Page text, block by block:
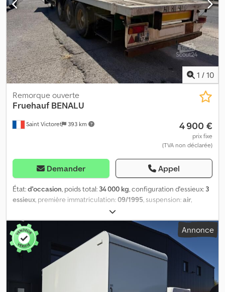
1 / 10
Saint Victoret 393 km
Remorque ouverte
Fruehauf BENALU
4 900 €
prix fixe
(TVA non déclarée)
Demander Appel
État:d'occasion, poids total: 34 000 kg, configuration d'essieux: 3
essieux, première immatriculation:09/1995, suspension:air,
, Année de construction:
livraison (en jours): 1 Dsdpeztftyefx Agdskr
Annonce